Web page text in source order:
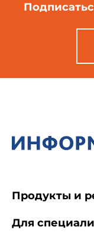
Продукты и
Для